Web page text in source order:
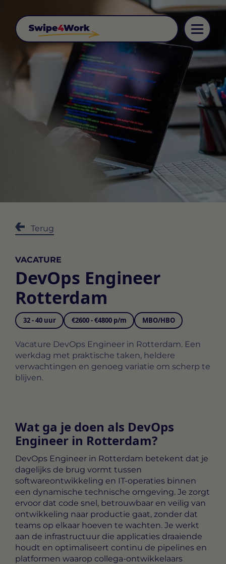
Terug
VACATURE
DevOps Engineer
Rotterdam
32 - 40 uur €2600 - €4800 p/m MBO/HBO
Vacature DevOps Engineer in Rotterdam. Een
werkdag met praktische taken, heldere
verwachtingen en genoeg variatie om scherp te
blijven.
Wat ga je doen als DevOps
Engineer in Rotterdam?
DevOps Engineer in Rotterdam betekent dat je
dagelijks de brug vormt tussen
softwareontwikkeling en IT-operaties binnen
een dynamische technische omgeving. Je zorgt
ervoor dat code snel, betrouwbaar en veilig van
ontwikkeling naar productie gaat, zonder dat
teams op elkaar hoeven te wachten. Je werkt
aan de infrastructuur die applicaties draaiende
houdt en optimaliseert continu de pipelines en
platformen waarop collega-ontwikkelaars